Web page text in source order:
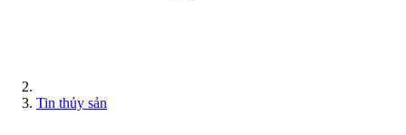
Tin thủy sản